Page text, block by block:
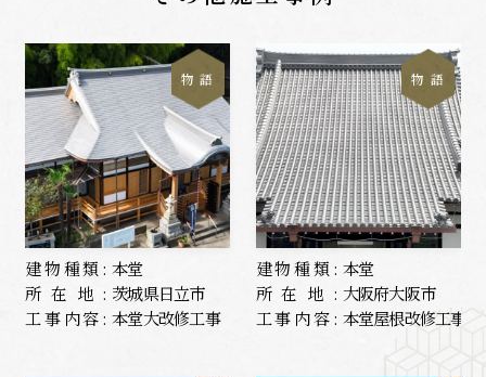
物 語
建物種類: 本堂
所在地: 茨城県日立市
工事内容: 本堂大改修工事
物 語
建物種類: 本堂
所在地: 大阪府大阪市
工事内容: 本堂屋根改修工事